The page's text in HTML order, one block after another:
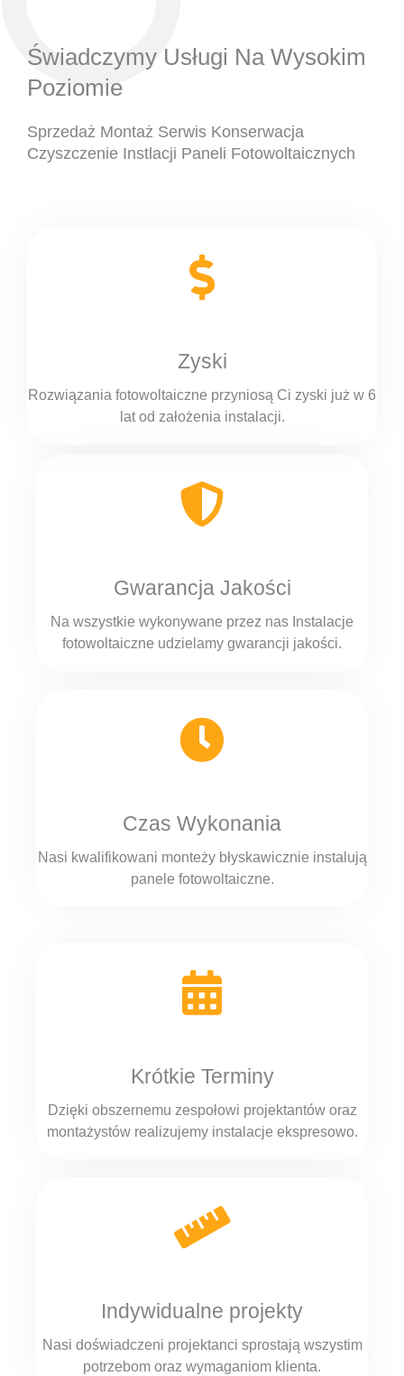
Świadczymy Usługi Na Wysokim
Poziomie
Sprzedaż Montaż Serwis Konserwacja
Czyszczenie Instlacji Paneli Fotowoltaicznych
Zyski
Rozwiązania fotowoltaiczne przyniosą Ci zyski już w 6
lat od założenia instalacji.
Gwarancja Jakości
Na wszystkie wykonywane przez nas Instalacje
fotowoltaiczne udzielamy gwarancji jakości.
Czas Wykonania
Nasi kwalifikowani monteży błyskawicznie instalują
panele fotowoltaiczne.
Krótkie Terminy
Dzięki obszernemu zespołowi projektantów oraz
montażystów realizujemy instalacje ekspresowo.
Indywidualne projekty
Nasi doświadczeni projektanci sprostają wszystim
potrzebom oraz wymaganiom klienta.